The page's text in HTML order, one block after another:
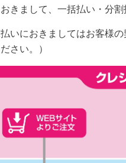
きまして、一括払い・分
いにおきましてはお客様
さい。）